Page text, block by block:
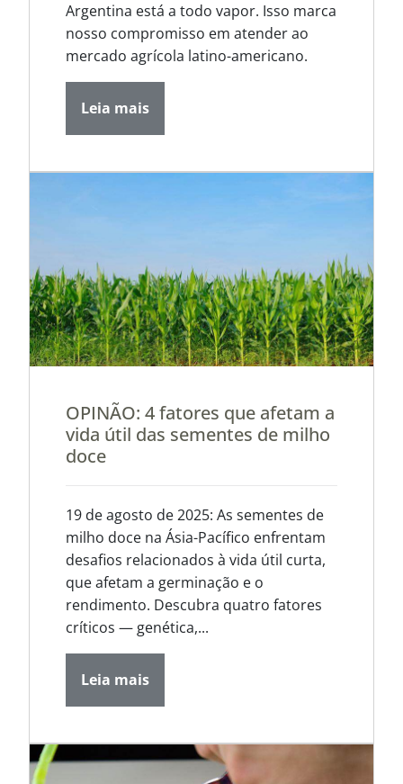
Argentina está a todo vapor. Isso marca
nosso compromisso em atender ao
mercado agrícola latino-americano.
Leia mais
OPINÃO: 4 fatores que afetam a
vida útil das sementes de milho
doce
19 de agosto de 2025: As sementes de
milho doce na Ásia-Pacífico enfrentam
desafios relacionados à vida útil curta,
que afetam a germinação e o
rendimento. Descubra quatro fatores
críticos — genética,...
Leia mais